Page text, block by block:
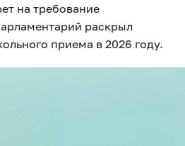
на требование
раскрыл
приема в 2026 году.